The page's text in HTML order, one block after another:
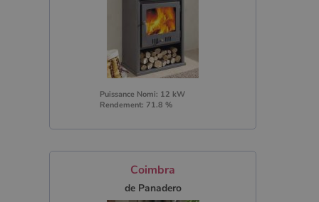
Puissance Nomi: 12 kW
Rendement: 71.8 %
Coimbra
de Panadero